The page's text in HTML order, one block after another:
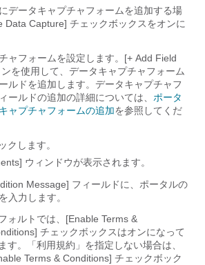
データキャプチャフォームを追加する場
Data Capture] チェックボックスをオンに
ャフォームを設定します。[+ Add Field
を使用して、データキャプチャフォーム
ルドを追加します。 データキャプチャフ
ールドの追加の詳細については、 ポータ
ャプチャフォームの追加を参照してくだ
クします。
ウィンドウが表示されます。
Message] フィールドに、ポータルの
入力します。
ォルトでは、[Enable Terms &
チェックボックスはオンになって
す。「利用規約」を指定しない場合は、
Terms & Conditions] チェックボック